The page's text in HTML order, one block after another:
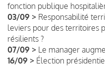
fonction publique
03/09 > Responsabilité
leviers pour des territoires
résilients ?
07/09 > Le manager
16/09 > Élection